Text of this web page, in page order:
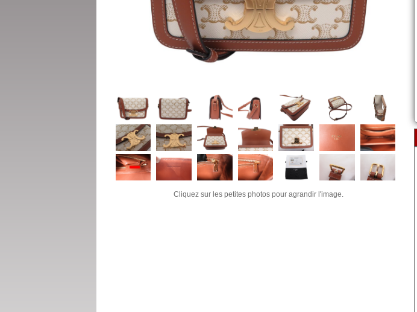
Cliquez sur les petites photos pour agrandir l'image.